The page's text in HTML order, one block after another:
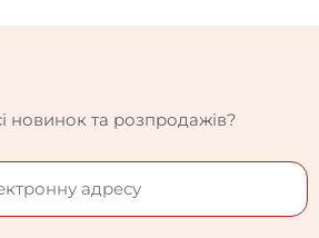
новинок та розпродажів?